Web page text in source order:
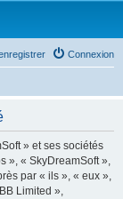
Connexion
» et ses sociétés
», « SkyDreamSoft »,
par « ils », « eux »,
Limited »,